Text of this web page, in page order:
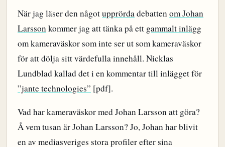
När jag läser den någotupprördadebatten om Johan
Larsson kommer jag att tänka på ett gammalt inlägg
om kameraväskor som inte ser ut som kameraväskor
för att dölja sitt värdefulla innehåll. Nicklas
Lundblad kallad det i en kommentar till inlägget för
”jante technologies” [pdf].
Vad har kameraväskor med Johan Larsson att göra?
Å vem tusan är Johan Larsson? Jo, Johan har blivit
en av mediasveriges stora profiler efter sina